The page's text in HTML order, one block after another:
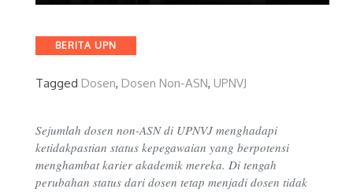
Categories
BERITA UPN
Tagged Dosen, Dosen Non-ASN, UPNVJ
Sejumlah dosen non-ASN di UPNVJ menghadapi
ketidakpastian status kepegawaian yang berpotensi
menghambat karier akademik mereka. Di tengah
perubahan status dari dosen tetap menjadi dosen tidak